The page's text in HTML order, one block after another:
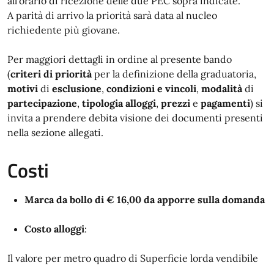
A parità di arrivo la priorità sarà data al nucleo
richiedente più giovane.
Per maggiori dettagli in ordine al presente bando
(criteri di prioritàper la definizione della graduatoria,
motivi di esclusione, condizioni e vincoli, modalitàdi
partecipazione, tipologia alloggi, prezzi e pagamenti) si
invita a prendere debita visione dei documenti presenti
nella sezione allegati.
Costi
Marca da bollo di € 16,00 da apporre sulla domanda
Costo alloggi:
Il valore per metro quadro di Superficie lorda vendibile